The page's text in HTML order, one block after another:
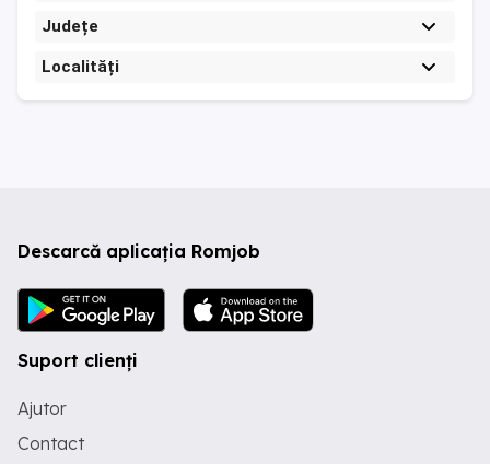
Județe
Localități
Descarcă aplicația Romjob
Suport clienți
Ajutor
Contact